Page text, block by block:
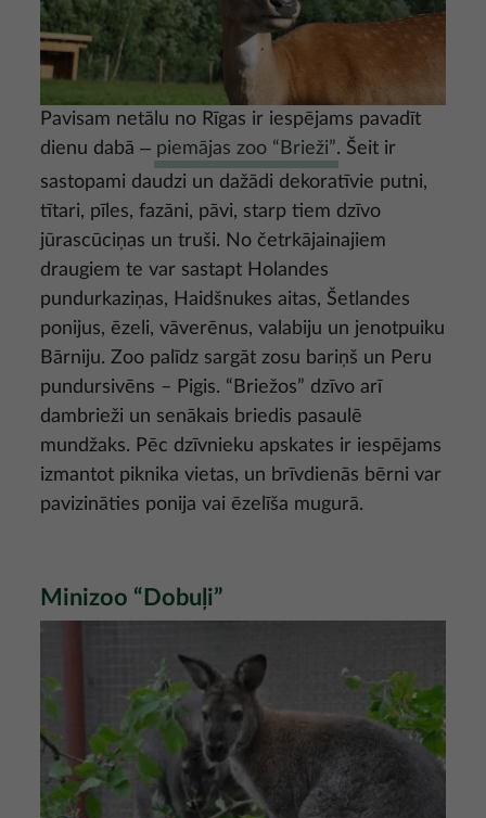
Pavisam netālu no Rīgas ir iespējams pavadīt
dienu dabā ‒ piemājas zoo “Brieži”. Šeit ir
sastopami daudzi un dažādi dekoratīvie putni,
tītari, pīles, fazāni, pāvi, starp tiem dzīvo
jūrascūciņas un truši. No četrkājainajiem
draugiem te var sastapt Holandes
pundurkaziņas, Haidšnukes aitas, Šetlandes
ponijus, ēzeli, vāverēnus, valabiju un jenotpuiku
Bārniju. Zoo palīdz sargāt zosu bariņš un Peru
pundursivēns – Pigis. “Briežos” dzīvo arī
dambrieži un senākais briedis pasaulē
mundžaks. Pēc dzīvnieku apskates ir iespējams
izmantot piknika vietas, un brīvdienās bērni var
pavizināties ponija vai ēzelīša mugurā.
Minizoo “Dobuļi”